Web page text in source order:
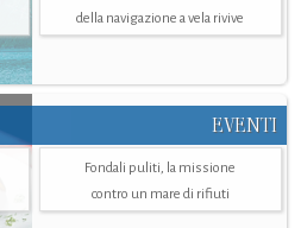
della navigazione a vela rivive
EVENTI
Fondali puliti, la missione
contro un mare di rifiuti